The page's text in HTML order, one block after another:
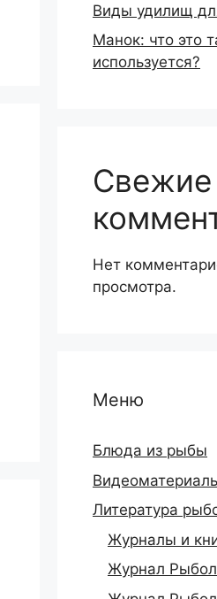
Виды удилищ
Манок: что это
используется?
Свежие
Нет
просмотра.
Меню
Блюда из рыбы
Литература
Журналы и
Журнал